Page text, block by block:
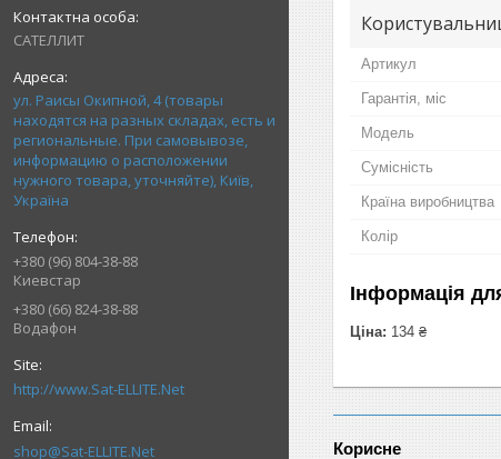
САТЕЛЛИТ
ул. Раисы Окипной, 4 (товары
находятся на разных складах, есть и
региональные. При самовывозе,
информацию о расположении
нужного товара, уточняйте), Київ,
Україна
+380 (96) 804-38-88
Киевстар
+380 (66) 824-38-88
Водафон
http://www.Sat-ELLITE.Net
shop@Sat-ELLITE.Net
Артикул
Гарантія, міс
Мoдель
Сумісність
Країна виробництва
Колір
Інформація
Ціна: 134 ₴
Корисне